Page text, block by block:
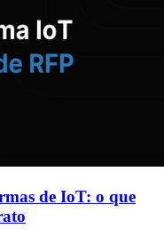
de IoT: o que